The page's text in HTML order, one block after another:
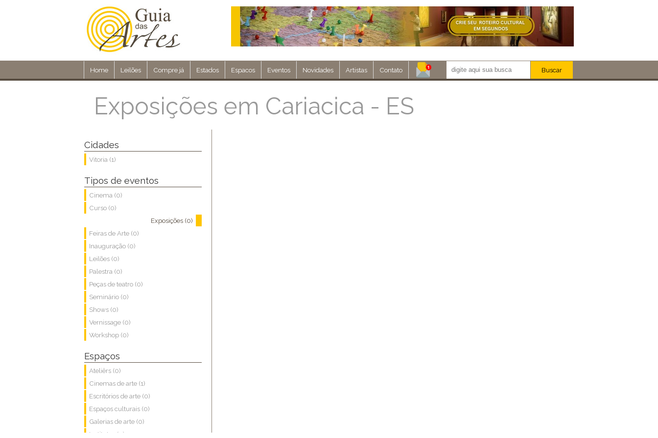
Home Leilões Compre já Estados Espacos Eventos Novidades Artistas Contato Buscar
Exposições em Cariacica - ES
Cidades
Vitoria (1)
Tipos de eventos
Cinema (0)
Curso (0)
Exposições (0)
Feiras de Arte (0)
Inauguração (0)
Leilões (0)
Palestra (0)
Peças de teatro (0)
Seminário (0)
Shows (0)
Vernissage (0)
Workshop (0)
Espaços
Ateliêrs (0)
Cinemas de arte (1)
Escritórios de arte (0)
Espaços culturais (0)
Galerias de arte (0)
Institutos (0)